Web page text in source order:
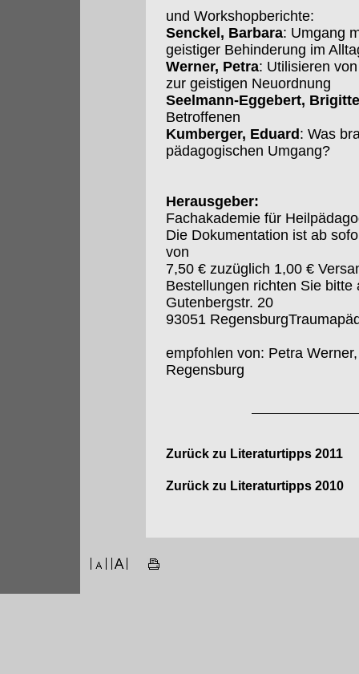
und Workshopberichte:
Senckel, Barbara: Umgang
geistiger Behinderung im
Werner, Petra: Utilisieren
zur geistigen Neuordnung
Seelmann-Eggebert, Brigitte
Betroffenen
Kumberger, Eduard : Was
pädagogischen Umgang?
Herausgeber:
Fachakademie für
Die Dokumentation ist ab
von
7,50 € zuzüglich 1,00 €
Bestellungen richten Sie bitte
Gutenbergstr. 20
93051
empfohlen von: Petra
Regensburg
Zurück zu Literaturtipps 2011
Zurück zu Literaturtipps 2010